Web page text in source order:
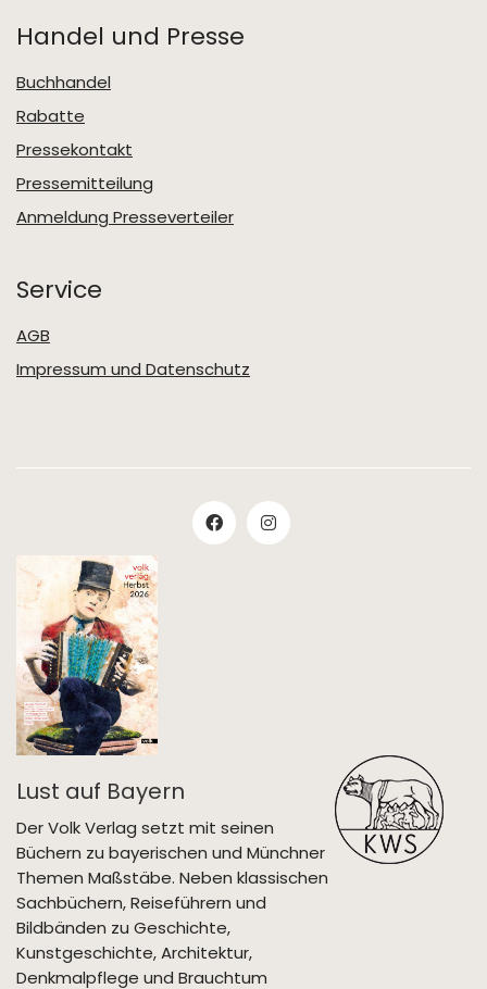
Handel und Presse
Buchhandel
Rabatte
Pressekontakt
Pressemitteilung
Anmeldung Presseverteiler
Service
AGB
Impressum und Datenschutz
Lust auf Bayern
Der Volk Verlag setzt mit seinen
Büchern zu bayerischen und Münchner
Themen Maßstäbe. Neben klassischen
Sachbüchern, Reiseführern und
Bildbänden zu Geschichte,
Kunstgeschichte, Architektur,
Denkmalpflege und Brauchtum